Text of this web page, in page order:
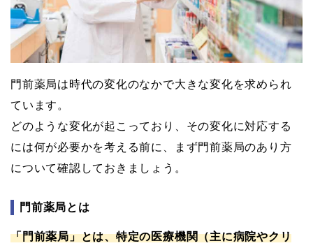
門前薬局は時代の変化のなかで大きな変化を求められ
ています。
どのような変化が起こっており、その変化に対応する
には何が必要かを考える前に、まず門前薬局のあり方
について確認しておきましょう。
門前薬局とは
「門前薬局」とは、特定の医療機関（主に病院やクリ